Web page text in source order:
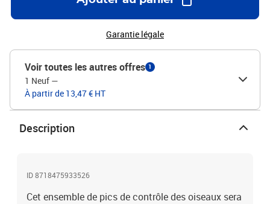
Garantie légale
Voir toutes les autres offres 1
1 Neuf —
À partir de 13,47 € HT
Description
ID 8718475933526
Cet ensemble de pics de contrôle des oiseaux sera